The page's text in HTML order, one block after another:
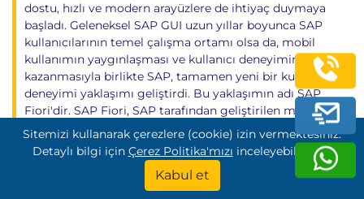
dostu, hızlı ve modern arayüzlere de ihtiyaç duymaya
başladı. Geleneksel SAP GUI uzun yıllar boyunca SAP
kullanıcılarının temel çalışma ortamı olsa da, mobil
kullanımın yaygınlaşması ve kullanıcı deneyiminin önem
kazanmasıyla birlikte SAP, tamamen yeni bir kullanıcı
deneyimi yaklaşımı geliştirdi. Bu yaklaşımın adı SAP
Fiori'dir. SAP Fiori, SAP tarafından geliştirilen modern
kullanıcı deneyimi (UX) tasarımı ve uygulama geliştirme
platformudur. SAP ERP ve özellikle SAP S/4HANA
sistemleri üzerinde çalışan Fiori uygulamaları,
kullanıcıların ihtiyaç duydukları işlemlere daha hızlı
ulaşmasını, daha verimli çalışmasını ve tüm cihazlardan
Sitemizi kullanarak çerezlere (cookie) izin vermektesiniz.
Detaylı bilgi için Çerez Politika'mızı inceleyebilirsiniz.
Kabul et